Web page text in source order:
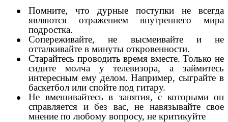
Помните, что дурные поступки не всегда
являются отражением внутреннего мира
подростка.
Сопереживайте, не высмеивайте и не
отталкивайте в минуты откровенности.
Старайтесь проводить время вместе. Только не
сидите молча у телевизора, а займитесь
интересным ему делом. Например, сыграйте в
баскетбол или спойте под гитару.
Не вмешивайтесь в занятия, с которыми он
справляется и без вас, не навязывайте свое
мнение по любому вопросу, не критикуйте